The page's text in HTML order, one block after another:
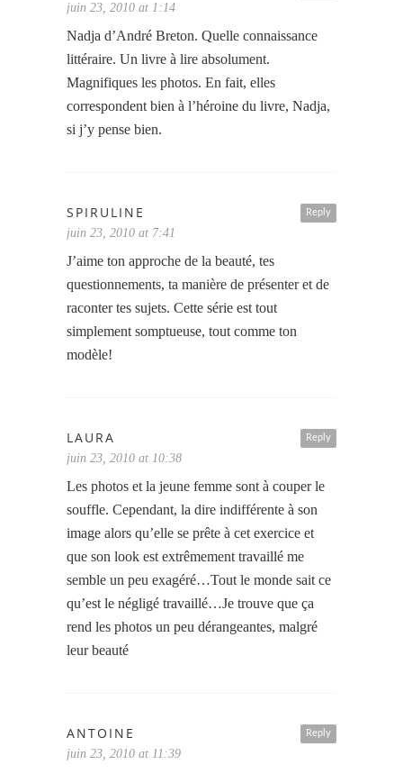
juin 23, 2010 at 1:14
Nadja d’André Breton. Quelle connaissance
littéraire. Un livre à lire absolument.
Magnifiques les photos. En fait, elles
correspondent bien à l’héroine du livre, Nadja,
si j’y pense bien.
Reply
SPIRULINE
juin 23, 2010 at 7:41
J’aime ton approche de la beauté, tes
questionnements, ta manière de présenter et de
raconter tes sujets. Cette série est tout
simplement somptueuse, tout comme ton
modèle!
Reply
LAURA
juin 23, 2010 at 10:38
Les photos et la jeune femme sont à couper le
souffle. Cependant, la dire indifférente à son
image alors qu’elle se prête à cet exercice et
que son look est extrêmement travaillé me
semble un peu exagéré…Tout le monde sait ce
qu’est le négligé travaillé…Je trouve que ça
rend les photos un peu dérangeantes, malgré
leur beauté
Reply
ANTOINE
juin 23, 2010 at 11:39